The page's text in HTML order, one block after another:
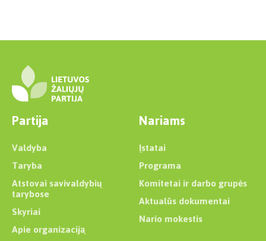
Partija
Valdyba
Taryba
Atstovai savivaldybių
tarybose
Skyriai
Apie organizaciją
Nariams
Įstatai
Programa
Komitetai ir darbo grupės
Aktualūs dokumentai
Nario mokestis